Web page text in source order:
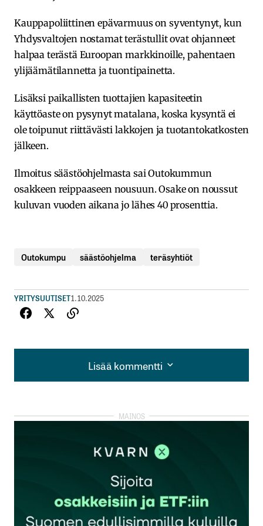
Kauppapoliittinen epävarmuus on syventynyt, kun
Yhdysvaltojen nostamat terästullit ovat ohjanneet
halpaa terästä Euroopan markkinoille, pahentaen
ylijäämätilannetta ja tuontipainetta.
Lisäksi paikallisten tuottajien kapasiteetin
käyttöaste on pysynyt matalana, koska kysyntä ei
ole toipunut riittävästi lakkojen ja tuotantokatkosten
jälkeen.
Ilmoitus säästöohjelmasta sai Outokummun
osakkeen reippaaseen nousuun. Osake on noussut
kuluvan vuoden aikana jo lähes 40 prosenttia.
Outokumpu säästöohjelma teräsyhtiöt
YRITYSUUTISET1.10.2025
Lisää kommentti
Lisää kommentti
kirjautua
rekisteröityä